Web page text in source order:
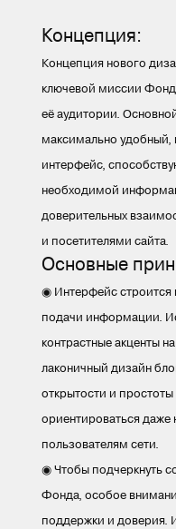
Концепция:
Концепция нового
ключевой миссии
её аудитории.
максимально
интерфейс,
необходимой
доверительных
и посетителями сайта.
Основные
◉ Интерфейс
подачи информации.
контрастные акценты
лаконичный дизайн
открытости и
ориентироваться
пользователям сети.
◉ Чтобы подчеркнуть
Фонда, особое
поддержки и доверия.